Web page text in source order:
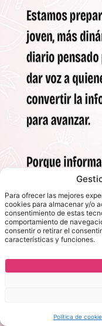
Para ofrecer las mejores
cookies para almacenar y/o
consentimiento de estas
comportamiento de
consentir o retirar el
características y funciones.
Política de